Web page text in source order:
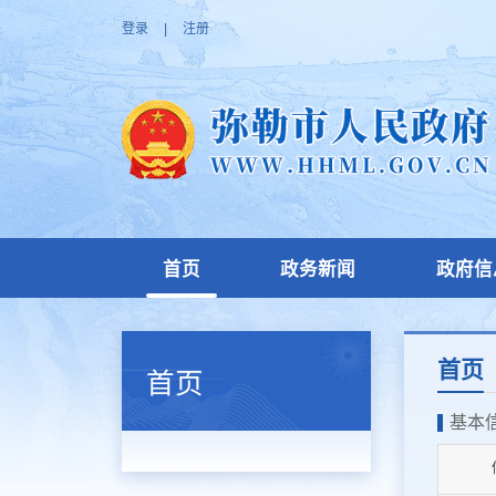
登录 | 注册
首页 政务新闻 政府
首页 首页
基本